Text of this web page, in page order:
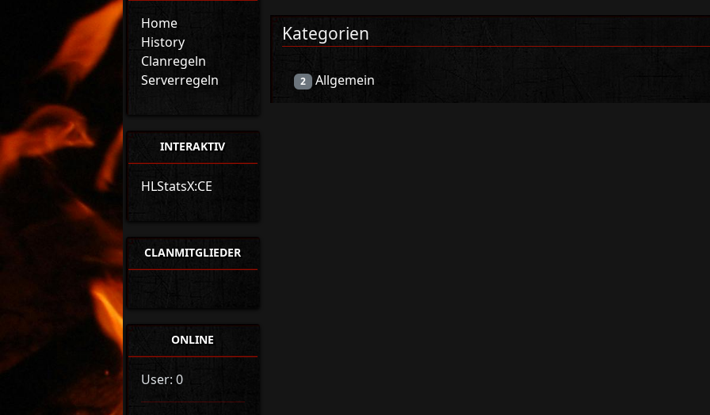
Home
History
Clanregeln
Serverregeln
INTERAKTIV
HLStatsX:CE
CLANMITGLIEDER
ONLINE
User: 0
Kategorien
2 Allgemein